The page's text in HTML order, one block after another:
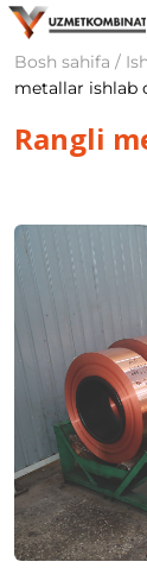
Bosh sahifa /
metallar ishlab
Rangli